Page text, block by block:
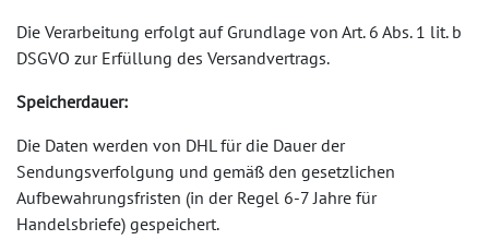
Die Verarbeitung erfolgt auf Grundlage von Art. 6 Abs. 1 lit. b
DSGVO zur Erfüllung des Versandvertrags.
Speicherdauer:
Die Daten werden von DHL für die Dauer der
Sendungsverfolgung und gemäß den gesetzlichen
Aufbewahrungsfristen (in der Regel 6-7 Jahre für
Handelsbriefe) gespeichert.